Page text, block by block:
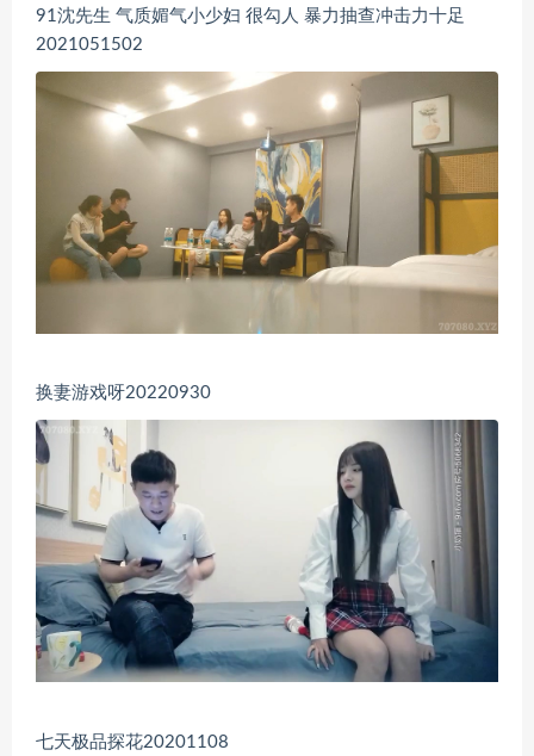
91沈先生 气质媚气小少妇 很勾人 暴力抽查冲击力十足
2021051502
换妻游戏呀20220930
七天极品探花20201108